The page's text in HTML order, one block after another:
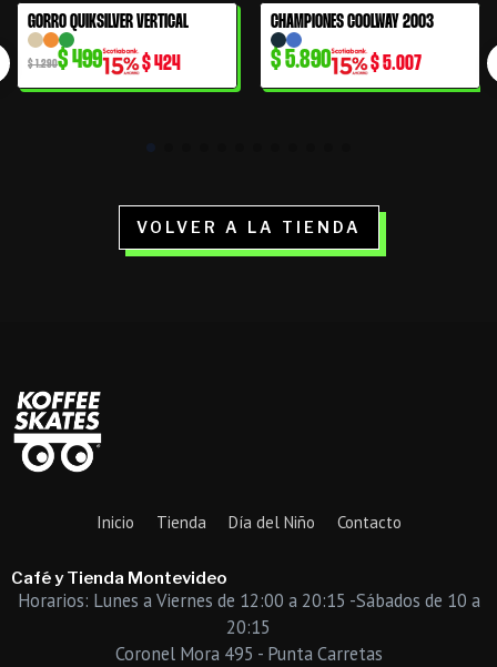
61% OFF
GORRO QUIKSILVER VERTICAL
$1.290
El
precio
original
era:
$499
El
precio
actual
es:
$424
CHAMPIONES COOLWAY 2003
$5.890 $5.007
VOLVER A LA TIENDA
Inicio Tienda Día del Niño Contacto
Café y Tienda Montevideo
Horarios: Lunes a Viernes de 12:00 a 20:15 -Sábados de 10 a
20:15
Coronel Mora 495 - Punta Carretas